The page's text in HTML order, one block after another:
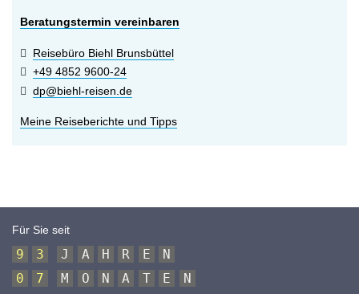
Beratungstermin vereinbaren
Reisebüro Biehl Brunsbüttel
+49 4852 9600-24
dp@biehl-reisen.de
Meine Reiseberichte und Tipps
Für Sie seit
9 3 J A H R E
N
0
7 M O N A T E
N